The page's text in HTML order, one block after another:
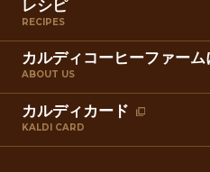
レシピ
RECIPES
カルディコーヒーファーム
ABOUT US
カルディカード
KALDI CARD